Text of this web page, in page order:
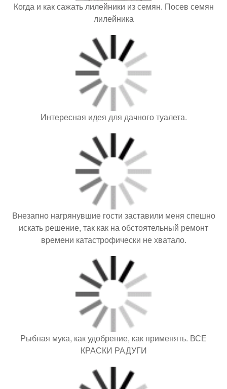
Когда и как сажать лилейники из семян. Посев семян
лилейника
Интересная идея для дачного туалета.
Внезапно нагрянувшие гости заставили меня спешно
искать решение, так как на обстоятельный ремонт
времени катастрофически не хватало.
Рыбная мука, как удобрение, как применять. ВСЕ
КРАСКИ РАДУГИ